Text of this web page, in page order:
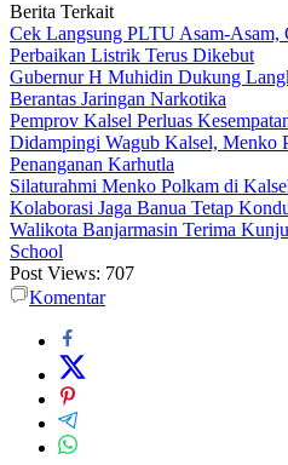
Berita Terkait
Cek Langsung PLTU Asam-
Perbaikan Listrik Terus Dikebut
Gubernur H Muhidin Dukung
Berantas Jaringan Narkotika
Pemprov Kalsel Perluas
Didampingi Wagub Kalsel, Menko
Penanganan Karhutla
Silaturahmi Menko Polkam di
Kolaborasi Jaga Banua Tetap
Walikota Banjarmasin Terima
School
Post Views: 707
Komentar